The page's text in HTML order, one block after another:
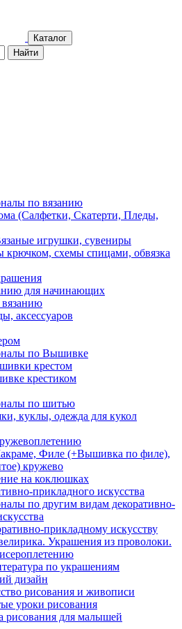
Каталог
Найти
по вязанию
(Салфетки, Скатерти, Пледы,
игрушки, сувениры
крючком, схемы спицами, обвязка
для начинающих
аксессуаров
по Вышивке
крестом
крестиком
по шитью
куклы, одежда для кукол
Филе (+Вышивка по филе),
кружево
на коклюшках
прикладного искусства
по другим видам декоративно-
прикладному искусству
Украшения из проволоки.
по украшениям
дизайн
рисования и живописи
уроки рисования
для малышей